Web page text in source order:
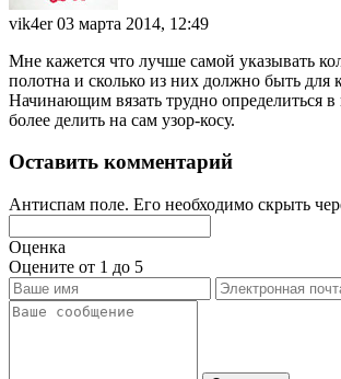
vik4er 03 марта 2014, 12:49
Мне кажется что лучше самой указывать
полотна и сколько из них должно быть для
Начинающим вязать трудно определиться в
более делить на сам узор-косу.
Оставить комментарий
Антиспам поле. Его необходимо скрыть
Оценка
Оцените от 1 до 5